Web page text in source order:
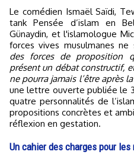
Le comédien Ismaël Saïdi,
tank Pensée d’islam en
Günaydin, et l'islamologue
forces vives musulmanes
des forces de proposition
présent un débat constructif,
ne pourra jamais l’être après
une lettre ouverte publiée le
quatre personnalités de
propositions concrètes et
réflexion en gestation.
Un cahier des charges pour les